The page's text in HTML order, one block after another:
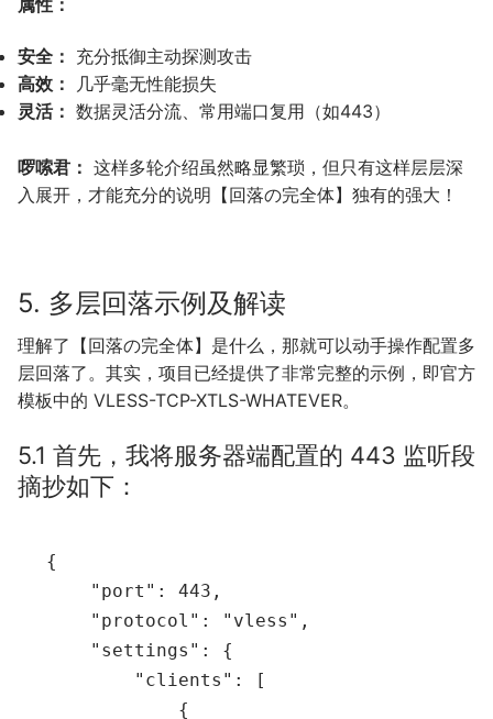
安全： 充分抵御主动探测攻击
高效：
几乎毫无性能损失
灵活： 数据灵活分流、常用端口复用（如443）
啰嗦君： 这样多轮介绍虽然略显繁琐，但只有这样层层深
入展开，才能充分的说明【回落の完全体】独有的强大！
5. 多层回落示例及解读
理解了【回落の完全体】是什么，那就可以动手操作配置多
层回落了。其实，项目已经提供了非常完整的示例，即官方
模板中的 VLESS-TCP-XTLS-WHATEVER。
5.1 首先，我将服务器端配置的 443 监听段
摘抄如下：
{